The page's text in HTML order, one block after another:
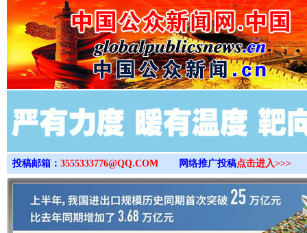
>
投稿邮箱： 3555333776@QQ.COM 网络推广投稿点击进入>>>